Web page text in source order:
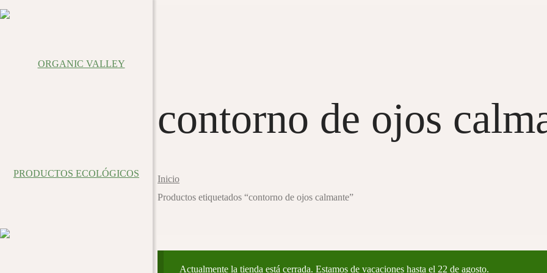
contorno de ojos
Inicio
Productos etiquetados “contorno de ojos calmante”
Actualmente la tienda está cerrada. Estamos de vacaciones hasta el 22 de agosto.